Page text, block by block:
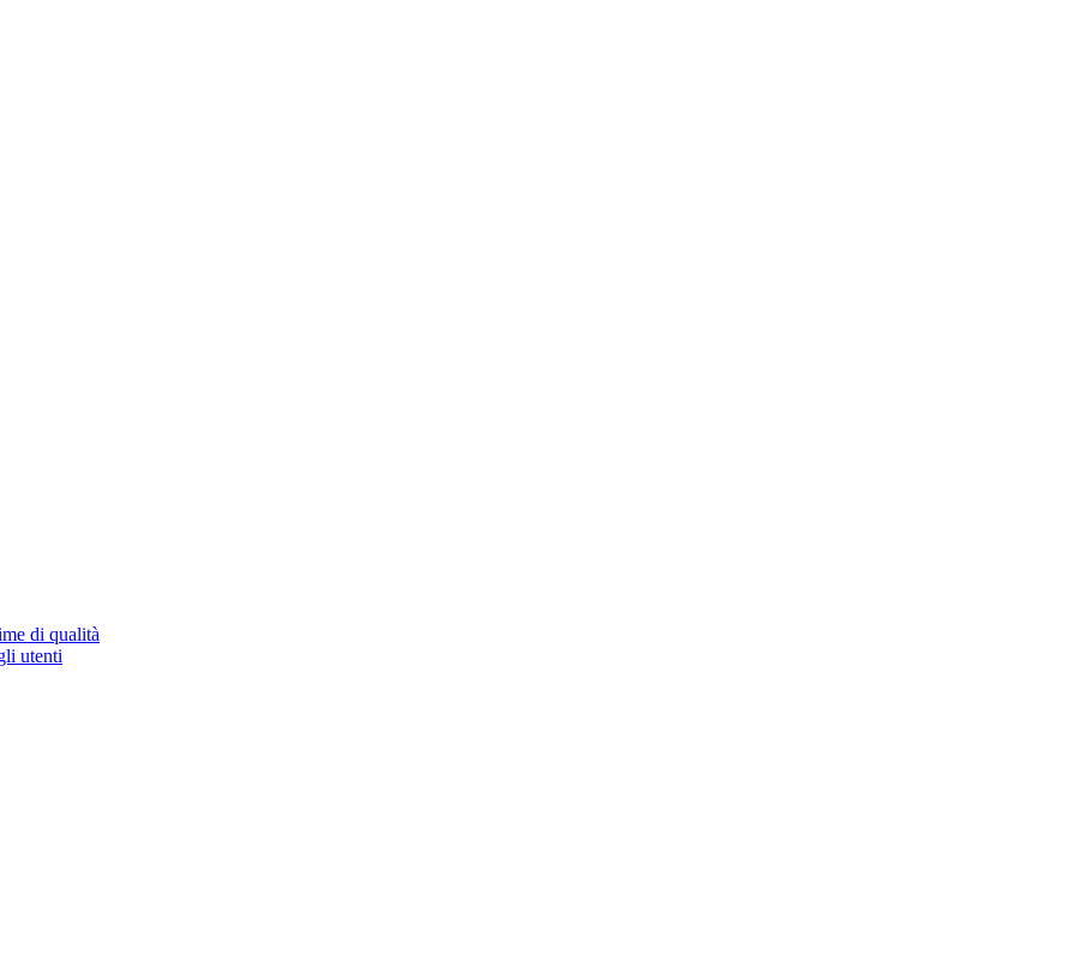
di qualità
utenti